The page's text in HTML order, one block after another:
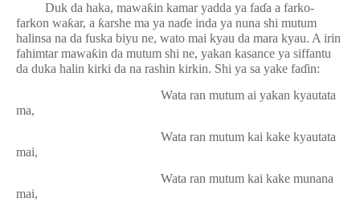
Duk da haka, mawaƙin kamar yadda ya faɗa a farko-
farkon waƙar, a ƙarshe ma ya naɗe inda ya nuna shi mutum
halinsa na da fuska biyu ne, wato mai kyau da mara kyau. A irin
fahimtar mawaƙin da mutum shi ne, yakan kasance ya siffantu
da duka halin kirki da na rashin kirkin. Shi ya sa yake faɗin:
Wata ran mutum ai yakan kyautata
ma,
Wata ran mutum kai kake kyautata
mai,
Wata ran mutum kai kake munana
mai,